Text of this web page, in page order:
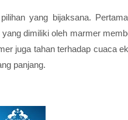
yang bijaksana.
dimiliki oleh marmer
juga tahan terhadap cuaca
panjang.